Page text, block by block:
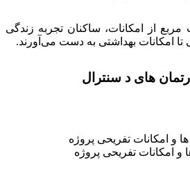
از 200,000 فوت مربع از امکانات، ساکنان تجربه زندگی
تا امکانات بهداشتی به دست می‌آورند.
های د سنترال
و امکانات تفریحی پروژه